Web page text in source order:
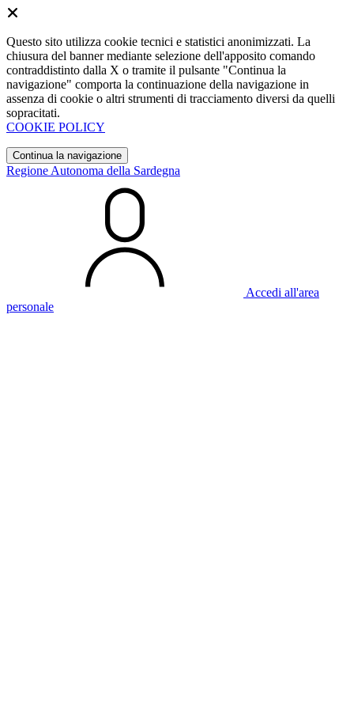
Questo sito utilizza cookie tecnici e statistici anonimizzati. La
chiusura del banner mediante selezione dell'apposito comando
contraddistinto dalla X o tramite il pulsante "Continua la
navigazione" comporta la continuazione della navigazione in
assenza di cookie o altri strumenti di tracciamento diversi da quelli
sopracitati.
COOKIE POLICY
Continua la navigazione
Regione Autonoma della Sardegna
Accedi all'area
personale